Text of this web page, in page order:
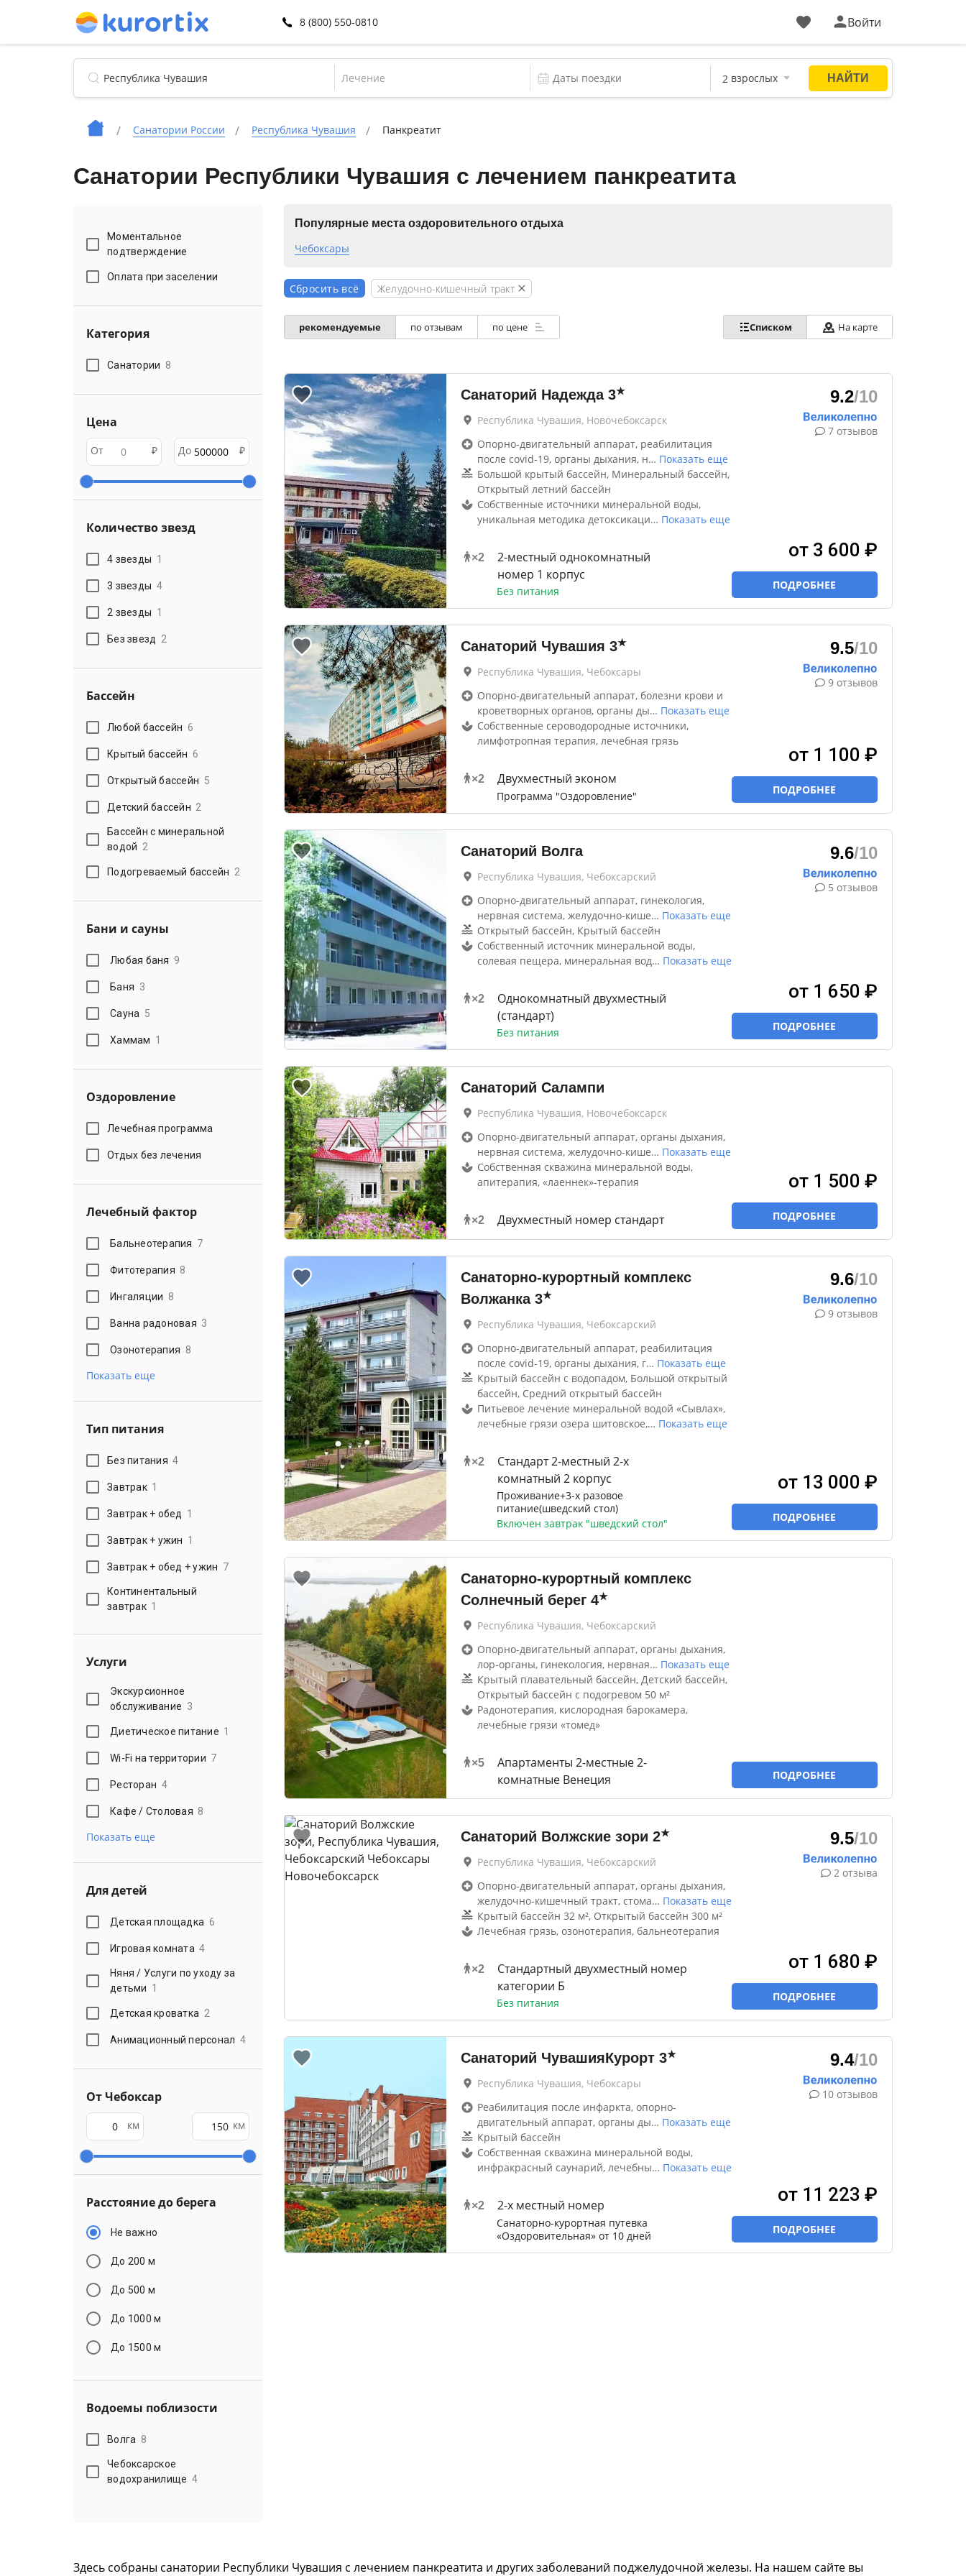
8 (800) 550-0810 Войти
Лечение
Санатории России Республика Чувашия Панкреатит
Санатории Республики Чувашия с лечением панкреатита
Моментальное
подтверждение
Оплата при заселении
Категория
Санатории 8
Цена
От ₽ До ₽
Количество звезд
4 звезды 1
3 звезды 4
2 звезды 1
Без звезд 2
Бассейн
Любой бассейн 6
Крытый бассейн 6
Открытый бассейн 5
Детский бассейн 2
Бассейн с минеральной
водой 2
Подогреваемый бассейн 2
Бани и сауны
Любая баня 9
Баня 3
Сауна 5
Хаммам 1
Оздоровление
Лечебная программа
Отдых без лечения
Лечебный фактор
Бальнеотерапия 7
Фитотерапия 8
Ингаляции 8
Ванна радоновая 3
Озонотерапия 8
Показать еще
Тип питания
Без питания 4
Завтрак 1
Завтрак + обед 1
Завтрак + ужин 1
Завтрак + обед + ужин 7
Континентальный
завтрак 1
Услуги
Экскурсионное
обслуживание 3
Диетическое питание 1
Wi-Fi на территории 7
Ресторан 4
Кафе / Столовая 8
Показать еще
Для детей
Детская площадка 6
Игровая комната 4
Няня / Услуги по уходу за
детьми 1
Детская кроватка 2
Анимационный персонал 4
От Чебоксар
км км
Расстояние до берега
Не важно
До 200 м
До 500 м
До 1000 м
До 1500 м
Водоемы поблизости
Волга 8
Чебоксарское
водохранилище 4
Популярные места оздоровительного отдыха
Чебоксары
Сбросить всё Желудочно-кишечный тракт
рекомендуемые по отзывам по цене Списком На карте
Санаторий Надежда 3★
Республика Чувашия, Новочебоксарск
Опорно-двигательный аппарат, реабилитация
после covid-19, органы дыхания, н… Показать еще
Большой крытый бассейн, Минеральный бассейн,
Открытый летний бассейн
Собственные источники минеральной воды,
уникальная методика детоксикаци… Показать еще
×2
2-местный однокомнатный
номер 1 корпус
Без питания
9.2/10
7 отзывов
от 3 600 ₽
ПОДРОБНЕЕ
Санаторий Чувашия 3★
Республика Чувашия, Чебоксары
Опорно-двигательный аппарат, болезни крови и
кроветворных органов, органы ды… Показать еще
Собственные сероводородные источники,
лимфотропная терапия, лечебная грязь
×2 Двухместный эконом
Программа "Оздоровление"
9.5/10
9 отзывов
от 1 100 ₽
ПОДРОБНЕЕ
Санаторий Волга
Республика Чувашия, Чебоксарский
Опорно-двигательный аппарат, гинекология,
нервная система, желудочно-кише… Показать еще
Открытый бассейн, Крытый бассейн
Собственный источник минеральной воды,
солевая пещера, минеральная вод… Показать еще
×2
Однокомнатный двухместный
(стандарт)
Без питания
9.6/10
5 отзывов
от 1 650 ₽
ПОДРОБНЕЕ
Санаторий Салампи
Республика Чувашия, Новочебоксарск
Опорно-двигательный аппарат, органы дыхания,
нервная система, желудочно-кише… Показать еще
Собственная скважина минеральной воды,
апитерапия, «лаеннек»-терапия
×2 Двухместный номер стандарт
от 1 500 ₽
ПОДРОБНЕЕ
Санаторно-курортный комплекс
Волжанка 3★
Республика Чувашия, Чебоксарский
Опорно-двигательный аппарат, реабилитация
после covid-19, органы дыхания, г… Показать еще
Крытый бассейн с водопадом, Большой открытый
бассейн, Средний открытый бассейн
Питьевое лечение минеральной водой «Сывлах»,
лечебные грязи озера шитовское,… Показать еще
×2
Стандарт 2-местный 2-х
комнатный 2 корпус
Проживание+3-х разовое
питание(шведский стол)
Включен завтрак "шведский стол"
9.6/10
9 отзывов
от 13 000 ₽
ПОДРОБНЕЕ
Санаторно-курортный комплекс
Солнечный берег 4★
Республика Чувашия, Чебоксарский
Опорно-двигательный аппарат, органы дыхания,
лор-органы, гинекология, нервная… Показать еще
Крытый плавательный бассейн, Детский бассейн,
Открытый бассейн с подогревом 50 м²
Радонотерапия, кислородная барокамера,
лечебные грязи «томед»
×5
Апартаменты 2-местные 2-
комнатные Венеция
ПОДРОБНЕЕ
Санаторий Волжские зори 2★
Республика Чувашия, Чебоксарский
Опорно-двигательный аппарат, органы дыхания,
желудочно-кишечный тракт, стома… Показать еще
Крытый бассейн 32 м², Открытый бассейн 300 м²
Лечебная грязь, озонотерапия, бальнеотерапия
×2
Стандартный двухместный номер
категории Б
Без питания
9.5/10
2 отзыва
от 1 680 ₽
ПОДРОБНЕЕ
Санаторий ЧувашияКурорт 3★
Республика Чувашия, Чебоксары
Реабилитация после инфаркта, опорно-
двигательный аппарат, органы ды… Показать еще
Крытый бассейн
Собственная скважина минеральной воды,
инфракрасный саунарий, лечебны… Показать еще
×2 2-х местный номер
Санаторно-курортная путевка
«Оздоровительная» от 10 дней
9.4/10
10 отзывов
от 11 223 ₽
ПОДРОБНЕЕ
Здесь собраны санатории Республики Чувашия с лечением панкреатита и других заболеваний поджелудочной железы. На нашем сайте вы